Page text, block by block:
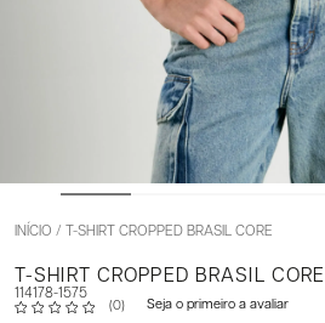
INÍCIO T-SHIRT CROPPED BRASIL CORE
T-SHIRT CROPPED BRASIL CORE
114178-1575
(0) Seja o primeiro a avaliar